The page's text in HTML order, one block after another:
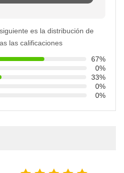
es la distribución de
las calificaciones
67%
0%
33%
0%
0%